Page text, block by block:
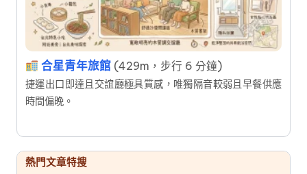
合星青年旅館 (429m，步行 6 分鐘)
捷運出口即達且交誼廳極具質感，唯獨隔音較弱且早餐供應
時間偏晚。
熱門文章特搜